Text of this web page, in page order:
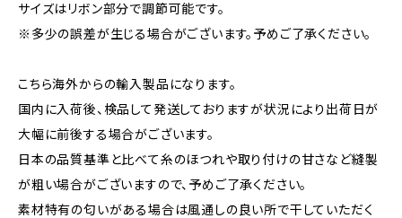
サイズはリボン部分で調節可能です。
※多少の誤差が生じる場合がございます。予めご了承ください。
こちら海外からの輸入製品になります。
国内に入荷後、検品して発送しておりますが状況により出荷日が
大幅に前後する場合がございます。
日本の品質基準と比べて糸のほつれや取り付けの甘さなど縫製
が粗い場合がございますので、予めご了承ください。
素材特有の匂いがある場合は風通しの良い所で干していただく